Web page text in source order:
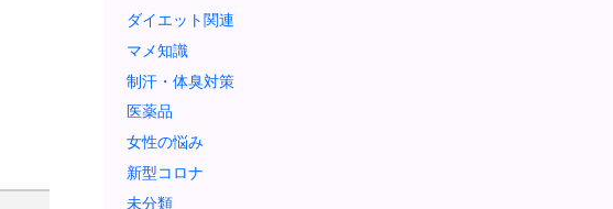
ダイエット関連
マメ知識
制汗・体臭対策
医薬品
女性の悩み
新型コロナ
未分類